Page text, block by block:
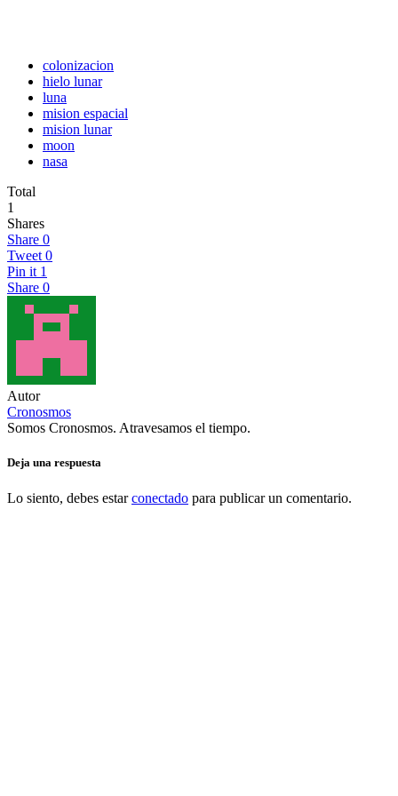
colonizacion
hielo lunar
luna
mision espacial
mision lunar
moon
nasa
Total
1
Shares
Share 0
Tweet 0
Pin it 1
Share 0
Autor
Cronosmos
Somos Cronosmos. Atravesamos el tiempo.
Deja una respuesta
Lo siento, debes estarconectado para publicar un comentario.